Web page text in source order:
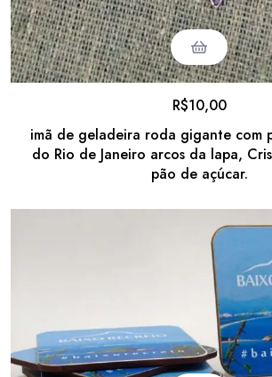
imã de geladeira roda gigante com
do Rio de Janeiro arcos da lapa,
pão de açúcar.
R$10,00